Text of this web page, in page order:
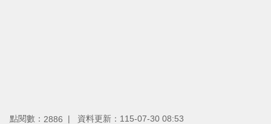
點閱數： 2886 資料更新：115-07-30 08:53